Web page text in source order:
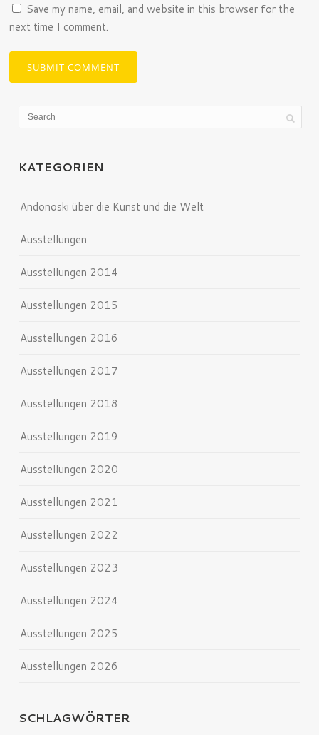
Save my name, email, and website in this browser for the
next time I comment.
KATEGORIEN
Andonoski über die Kunst und die Welt
Ausstellungen
Ausstellungen 2014
Ausstellungen 2015
Ausstellungen 2016
Ausstellungen 2017
Ausstellungen 2018
Ausstellungen 2019
Ausstellungen 2020
Ausstellungen 2021
Ausstellungen 2022
Ausstellungen 2023
Ausstellungen 2024
Ausstellungen 2025
Ausstellungen 2026
SCHLAGWÖRTER